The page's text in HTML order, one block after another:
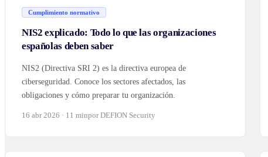
Cumplimiento normativo
NIS2 explicado: Todo lo que las organizaciones
españolas deben saber
NIS2 (Directiva SRI 2) es la directiva europea de
ciberseguridad. Conoce los sectores afectados, las
obligaciones y cómo preparar tu organización.
16 abr 2026 · 11 minpor DEFION Security